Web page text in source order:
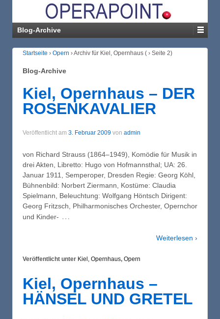
Blog-Archive
Startseite › Opern ›Archiv für Kiel, Opernhaus ( › Seite 2)
Blog-Archive
Kiel, Opernhaus – DER
ROSENKAVALIER
Veröffentlicht am 3. Februar 2009 von admin
von Richard Strauss (1864–1949), Komödie für Musik in
drei Akten, Libretto: Hugo von Hofmannsthal; UA: 26.
Januar 1911, Semperoper, Dresden Regie: Georg Köhl,
Bühnenbild: Norbert Ziermann, Kostüme: Claudia
Spielmann, Beleuchtung: Wolfgang Höntsch Dirigent:
Georg Fritzsch, Philharmonisches Orchester, Opernchor
und Kinder- …
Weiterlesen ›
Veröffentlicht unter Kiel, Opernhaus, Opern
Kiel, Opernhaus –
HÄNSEL UND GRETEL